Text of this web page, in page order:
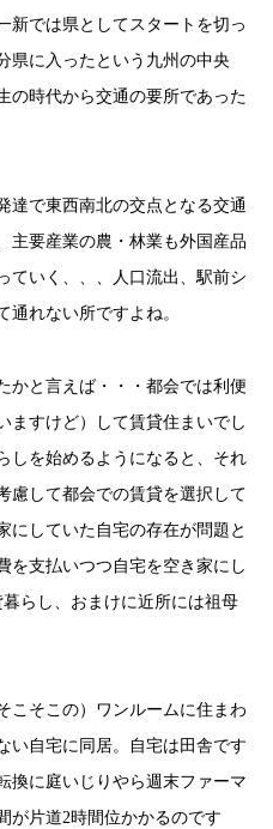
新では県としてスタートを切っ
県に入ったという九州の中央
の時代から交通の要所であった
達で東西南北の交点となる交通
主要産業の農・林業も外国産品
ていく、、、人口流出、駅前シ
通れない所ですよね。
かと言えば・・・都会では利便
ますけど）して賃貸住まいでし
しを始めるようになると、それ
慮して都会での賃貸を選択して
にしていた自宅の存在が問題と
を支払いつつ自宅を空き家にし
らし、おまけに近所には祖母
こそこの）ワンルームに住まわ
い自宅に同居。自宅は田舎です
換に庭いじりやら週末ファーマ
が片道2時間位かかるのです